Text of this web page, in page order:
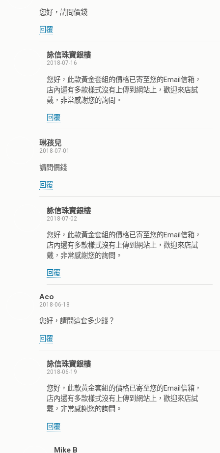
您好，請問價錢
回覆
詠信珠寶銀樓
2018-07-16
您好，此款黃金套組的價格已寄至您的Email信箱，
店內還有多款樣式沒有上傳到網站上，歡迎來店試
戴，非常感謝您的詢問。
回覆
琳孩兒
2018-07-01
請問價錢
回覆
詠信珠寶銀樓
2018-07-02
您好，此款黃金套組的價格已寄至您的Email信箱，
店內還有多款樣式沒有上傳到網站上，歡迎來店試
戴，非常感謝您的詢問。
回覆
Aco
2018-06-18
您好，請問這套多少錢？
回覆
詠信珠寶銀樓
2018-06-19
您好，此款黃金套組的價格已寄至您的Email信箱，
店內還有多款樣式沒有上傳到網站上，歡迎來店試
戴，非常感謝您的詢問。
回覆
Mike B